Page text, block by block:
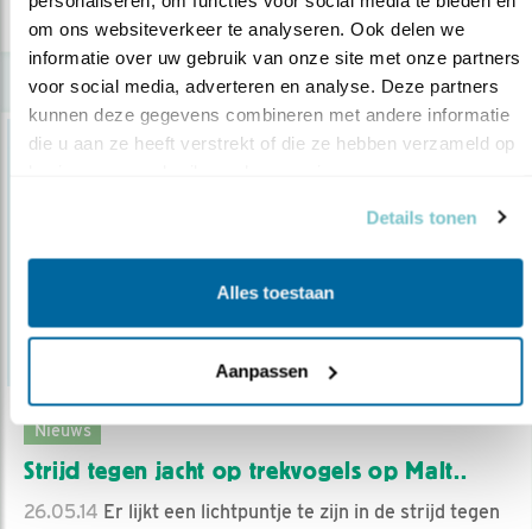
om ons websiteverkeer te analyseren. Ook delen we
informatie over uw gebruik van onze site met onze partners
voor social media, adverteren en analyse. Deze partners
kunnen deze gegevens combineren met andere informatie
die u aan ze heeft verstrekt of die ze hebben verzameld op
Details tonen
Alles toestaan
Aanpassen
lees meer
Nieuws
Strijd tegen jacht op trekvogels op Malt..
26.05.14 Er lijkt een lichtpuntje te zijn in de strijd tegen